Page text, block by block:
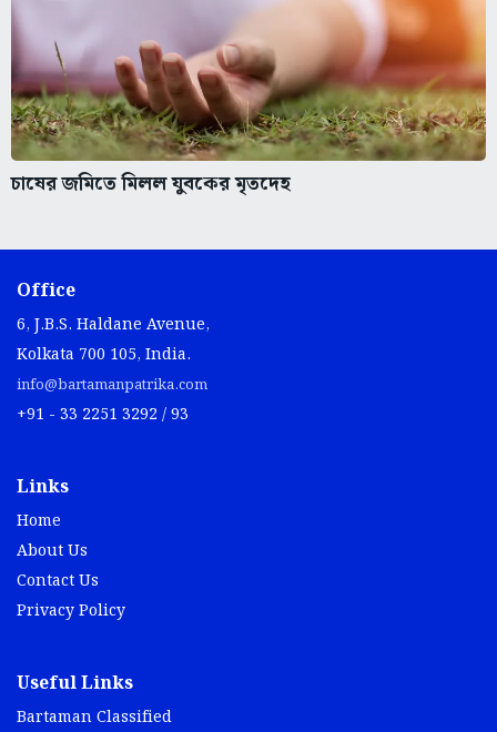
চাষের জমিতে মিলল যুবকের মৃতদেহ
Office
6, J.B.S. Haldane Avenue,
Kolkata 700 105, India.
info@bartamanpatrika.com
+91 - 33 2251 3292 / 93
Links
Home
About Us
Contact Us
Privacy Policy
Useful Links
Bartaman Classified